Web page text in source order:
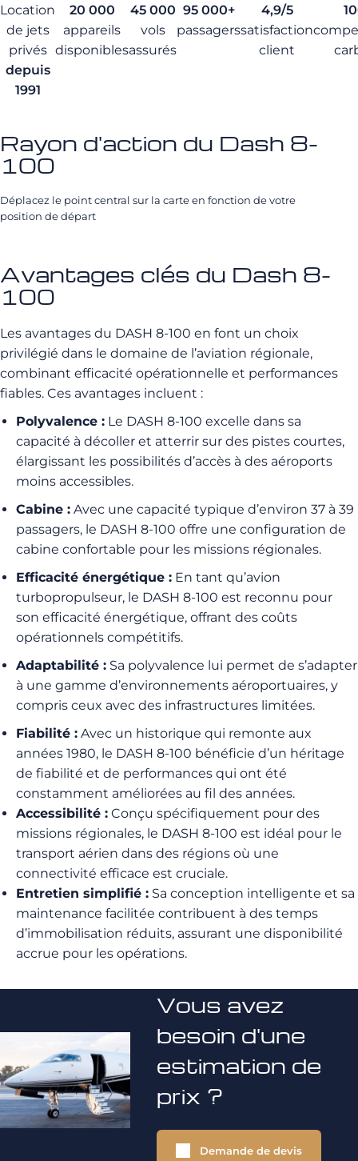
Location
de jets
privés
depuis
1991
20 000
appareils
disponibles
45 000
vols
assurés
95 000+
passagers
4,9/5
satisfaction
client
Rayon d'action du Dash 8-
100
Déplacez le point central sur la carte en fonction de votre
position de départ
Avantages clés du Dash 8-
100
Les avantages du DASH 8-100 en font un choix
privilégié dans le domaine de l’aviation régionale,
combinant efficacité opérationnelle et performances
fiables. Ces avantages incluent :
Polyvalence : Le DASH 8-100 excelle dans sa
capacité à décoller et atterrir sur des pistes courtes,
élargissant les possibilités d’accès à des aéroports
moins accessibles.
Cabine : Avec une capacité typique d’environ 37 à 39
passagers, le DASH 8-100 offre une configuration de
cabine confortable pour les missions régionales.
Efficacité énergétique : En tant qu’avion
turbopropulseur, le DASH 8-100 est reconnu pour
son efficacité énergétique, offrant des coûts
opérationnels compétitifs.
Adaptabilité : Sa polyvalence lui permet de s’adapter
à une gamme d’environnements aéroportuaires, y
compris ceux avec des infrastructures limitées.
Fiabilité : Avec un historique qui remonte aux
années 1980, le DASH 8-100 bénéficie d’un héritage
de fiabilité et de performances qui ont été
constamment améliorées au fil des années.
Accessibilité : Conçu spécifiquement pour des
missions régionales, le DASH 8-100 est idéal pour le
transport aérien dans des régions où une
connectivité efficace est cruciale.
Entretien simplifié : Sa conception intelligente et sa
maintenance facilitée contribuent à des temps
d’immobilisation réduits, assurant une disponibilité
accrue pour les opérations.
Vous avez
besoin d'une
estimation de
prix ?
Demande de devis